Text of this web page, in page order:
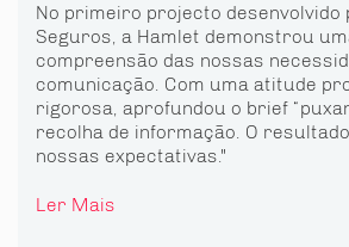
No primeiro projecto desenvolvido
Seguros, a Hamlet demonstrou
compreensão das nossas
comunicação. Com uma atitude
rigorosa, aprofundou o brief
recolha de informação. O
nossas expectativas."
Ler Mais